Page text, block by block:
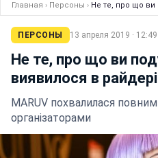
Главная › Персоны › Не те, про що ви
ПЕРСОНЫ 13 апреля 2019 · 12:49
Не те, про що ви
виявилося в
MARUV похвалилася
організаторами